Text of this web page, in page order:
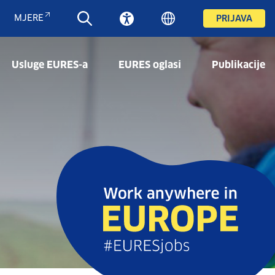
MJERE PRIJAVA
Usluge EURES-a EURES oglasi Publikacije